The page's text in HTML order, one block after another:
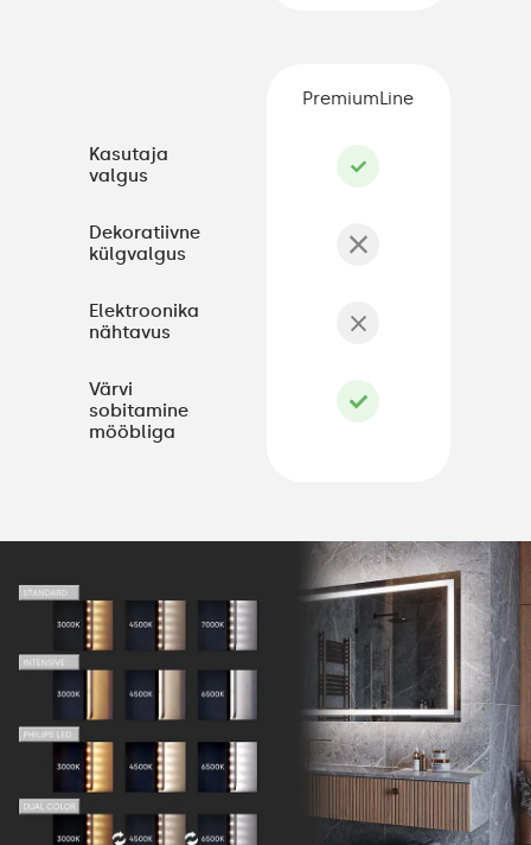
Kasutaja
valgus
Dekoratiivne
külgvalgus
Elektroonika
nähtavus
Värvi
sobitamine
mööbliga
PremiumLine